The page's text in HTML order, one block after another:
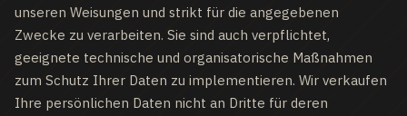
unseren Weisungen und strikt für die angegebenen
Zwecke zu verarbeiten. Sie sind auch verpflichtet,
geeignete technische und organisatorische Maßnahmen
zum Schutz Ihrer Daten zu implementieren. Wir verkaufen
Ihre persönlichen Daten nicht an Dritte für deren